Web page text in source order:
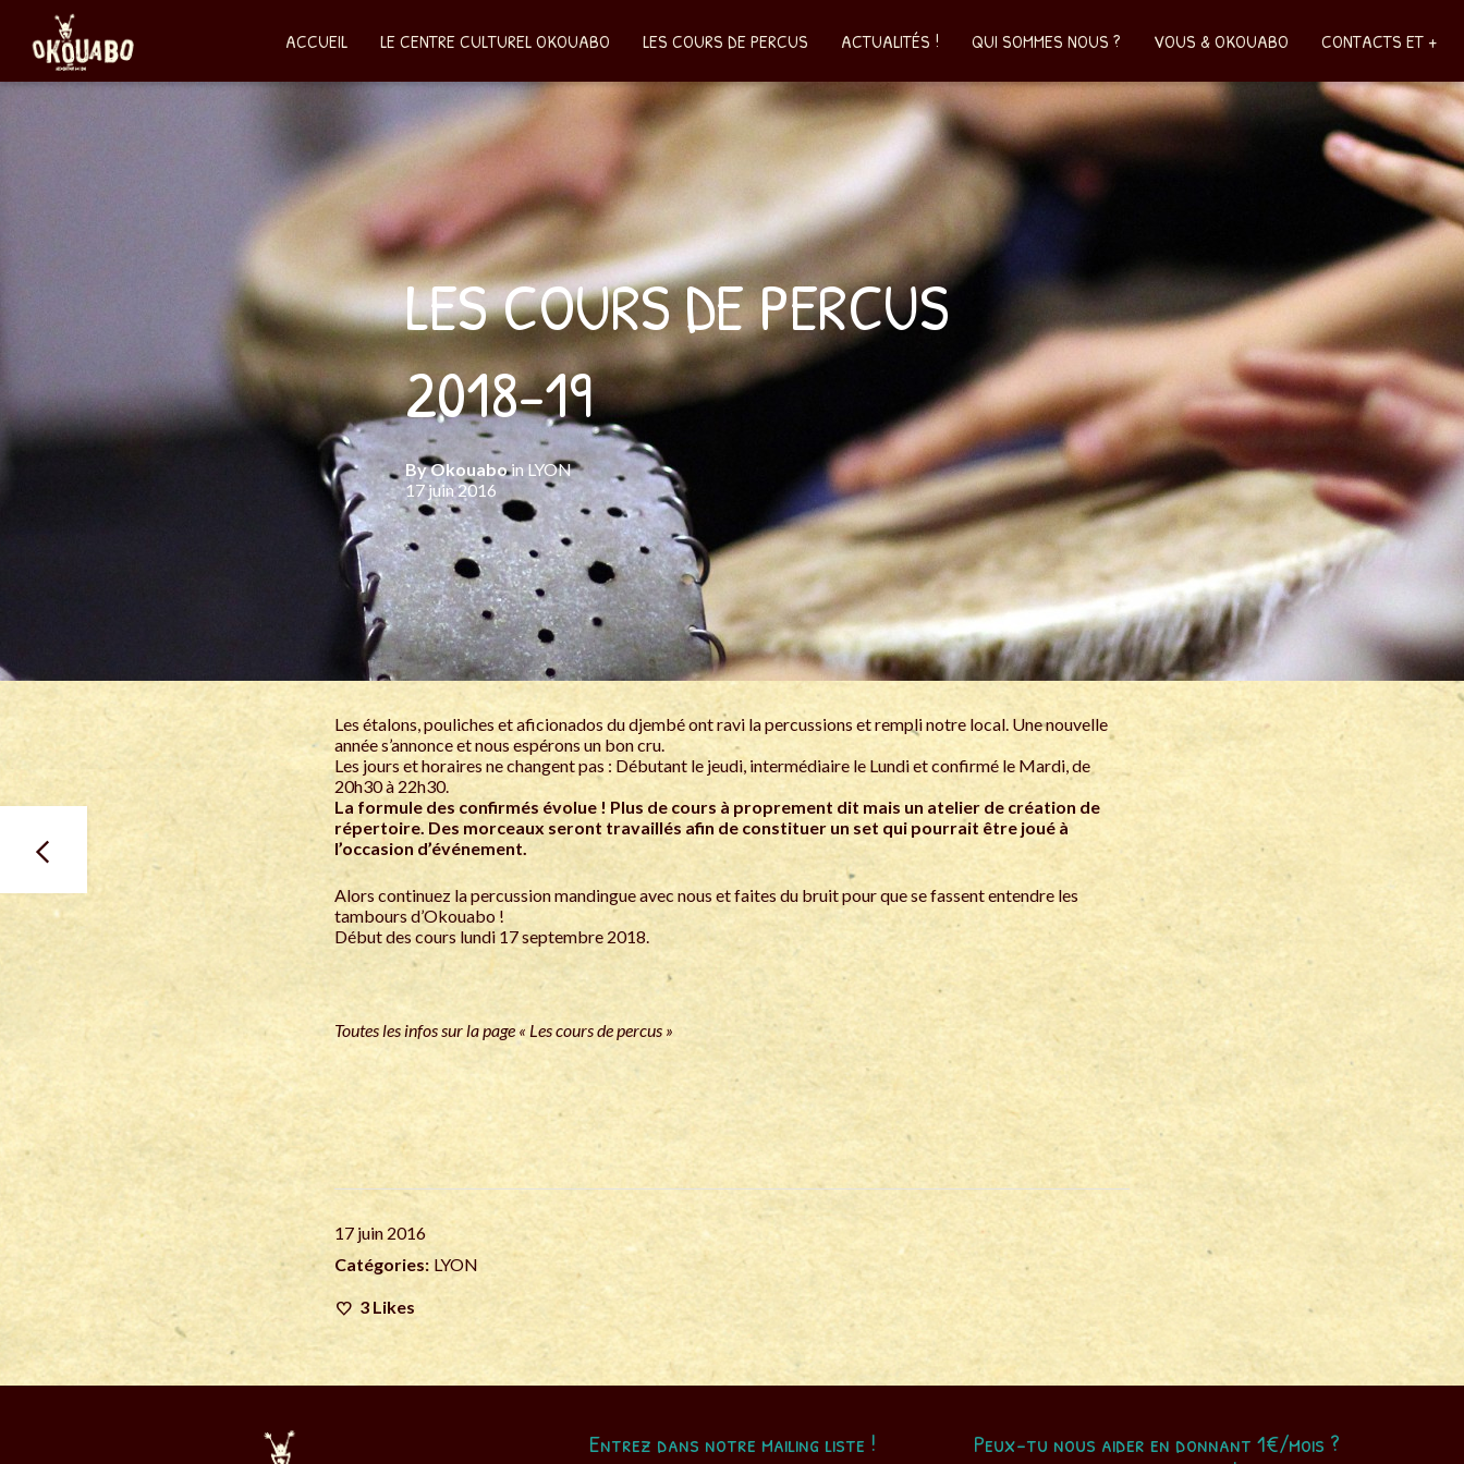
ACCUEIL LE CENTRE CULTUREL OKOUABO LES COURS DE PERCUS ACTUALITÉS ! QUI SOMMES NOUS ? VOUS & OKOUABO CONTACTS ET +
LES COURS DE PERCUS
2018-19
ByOkouaboin LYON
17 juin 2016
Les étalons, pouliches et aficionados du djembé ont ravi la percussions et rempli notre local. Une nouvelle
année s’annonce et nous espérons un bon cru.
Les jours et horaires ne changent pas : Débutant le jeudi, intermédiaire le Lundi et confirmé le Mardi, de
20h30 à 22h30.
La formule des confirmés évolue ! Plus de cours à proprement dit mais un atelier de création de
répertoire. Des morceaux seront travaillés afin de constituer un set qui pourrait être joué à
l’occasion d’événement.
Alors continuez la percussion mandingue avec nous et faites du bruit pour que se fassent entendre les
tambours d’Okouabo !
Début des cours lundi 17 septembre 2018.
Toutes les infos sur la page « Les cours de percus »
17 juin 2016
Catégories: LYON
3 Likes
Entrez dans notre mailing liste !
Peux-tu nous aider en donnant 1€/mois ?